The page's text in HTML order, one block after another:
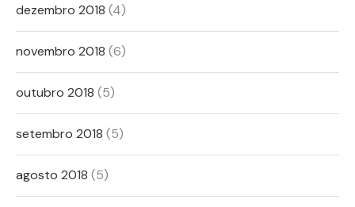
dezembro 2018 (4)
novembro 2018 (6)
outubro 2018 (5)
setembro 2018 (5)
agosto 2018 (5)